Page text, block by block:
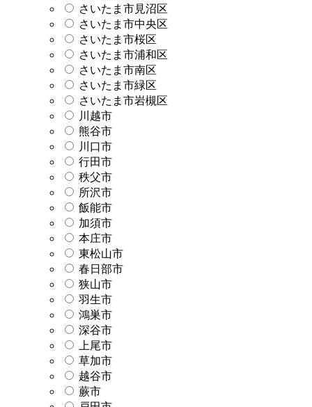
さいたま市見沼区
さいたま市中央区
さいたま市桜区
さいたま市浦和区
さいたま市南区
さいたま市緑区
さいたま市岩槻区
川越市
熊谷市
川口市
行田市
秩父市
所沢市
飯能市
加須市
本庄市
東松山市
春日部市
狭山市
羽生市
鴻巣市
深谷市
上尾市
草加市
越谷市
蕨市